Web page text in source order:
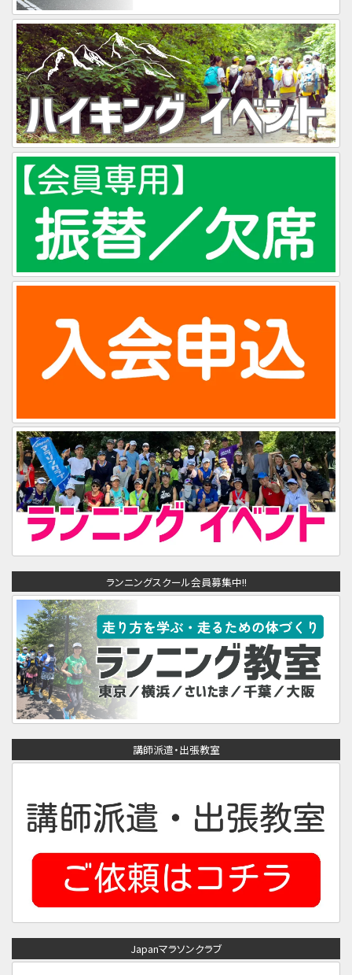
ランニングスクール会員募集中!!
講師派遣・出張教室
Japanマラソンクラブ